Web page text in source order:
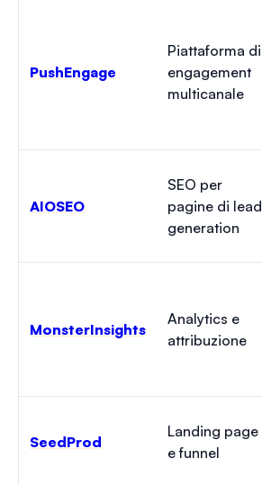
PushEngage
Piattaforma di
engagement
multicanale
AIOSEO
SEO per
pagine di lead
generation
MonsterInsights
Analytics e
attribuzione
SeedProd
Landing page
e funnel